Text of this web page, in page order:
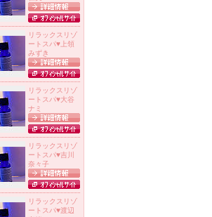
リラックスリゾ
ートスパ♥ 上領
みずき
リラックスリゾ
ートスパ♥大谷
ナミ
リラックスリゾ
ートスパ♥吉川
奈々子
リラックスリゾ
ートスパ♥渡辺